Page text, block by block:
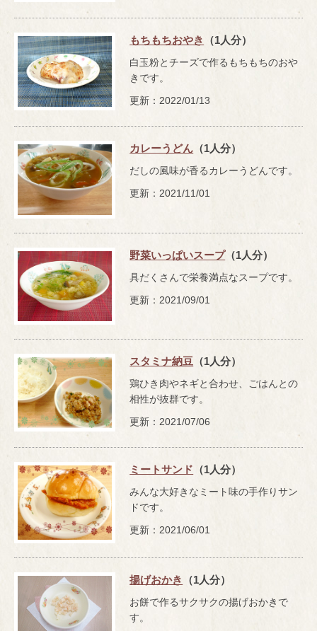
もちもちおやき （1人分）
白玉粉とチーズで作るもちもちのおや
きです。
更新：2022/01/13
カレーうどん （1人分）
だしの風味が香るカレーうどんです。
更新：2021/11/01
野菜いっぱいスープ（1人分）
具だくさんで栄養満点なスープです。
更新：2021/09/01
スタミナ納豆 （1人分）
鶏ひき肉やネギと合わせ、ごはんとの
相性が抜群です。
更新：2021/07/06
ミートサンド （1人分）
みんな大好きなミート味の手作りサン
ドです。
更新：2021/06/01
揚げおかき （1人分）
お餅で作るサクサクの揚げおかきで
す。